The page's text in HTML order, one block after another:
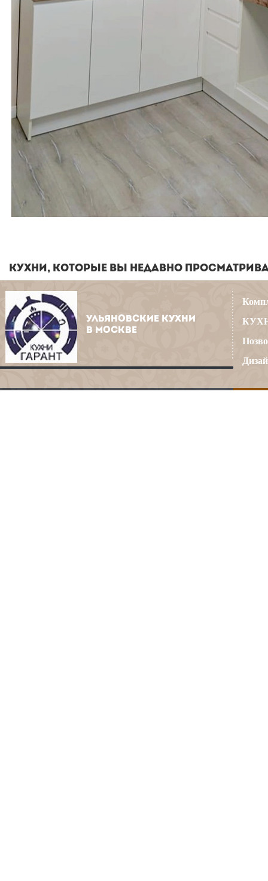
КУХНИ, КОТОРЫЕ ВЫ НЕДАВНО
УЛЬЯНОВСКИЕ КУХНИ
В МОСКВЕ